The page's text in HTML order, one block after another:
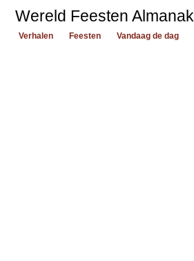
Wereld Feesten Almanak
Verhalen Feesten Vandaag de dag